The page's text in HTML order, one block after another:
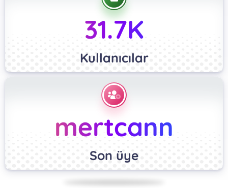
31.7K
Kullanıcılar
mertcann
Son üye